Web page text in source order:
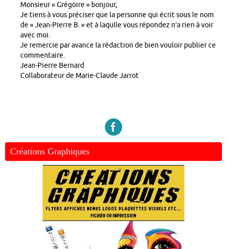
Monsieur « Grégoire » bonjour,
Je tiens à vous préciser que la personne qui écrit sous le nom
de « Jean-PIerre B. » et à laqulle vous répondez n’a rien à voir
avec moi.
Je remercie par avance la rédaction de bien vouloir publier ce
commentaire.
Jean-Pierre Bernard
Collaborateur de Marie-Claude Jarrot
Créations Graphiques